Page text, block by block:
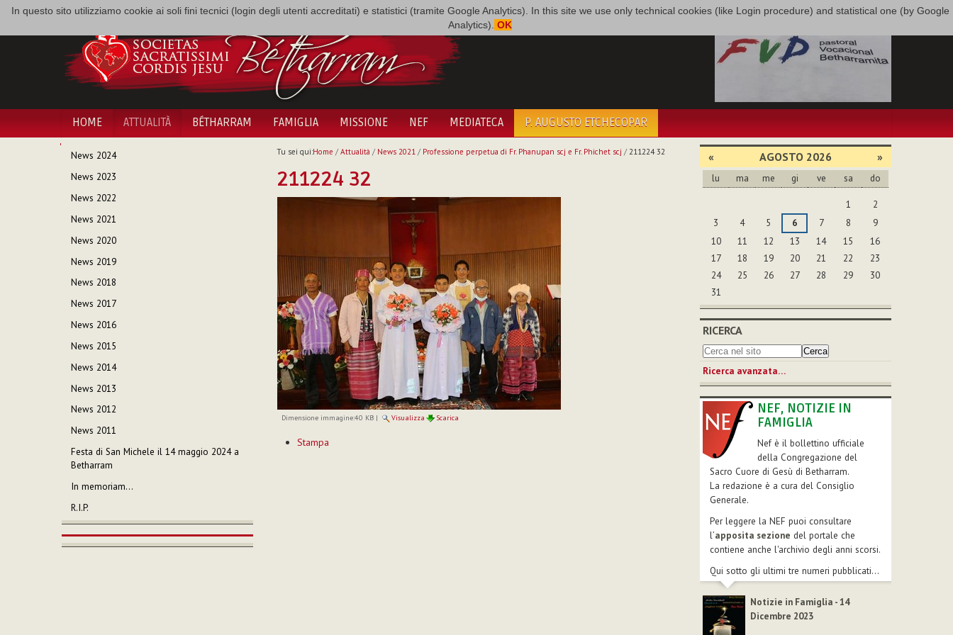
In questo sito utilizziamo cookie ai soli fini tecnici (login degli utenti accreditati) e statistici (tramite Google Analytics). In this site we use only technical cookies (like Login procedure) and statistical one (by Google
Analytics). OK
HOME ATTUALITÀ BÉTHARRAM FAMIGLIA MISSIONE NEF MEDIATECA P. AUGUSTO ETCHECOPAR
NAVIGAZIONE
News 2024
News 2023
News 2022
News 2021
News 2020
News 2019
News 2018
News 2017
News 2016
News 2015
News 2014
News 2013
News 2012
News 2011
Festa di San Michele il 14 maggio 2024 a
Betharram
In memoriam…
R.I.P.
Tu sei qui:Home / Attualità / News 2021/ Professione perpetua di Fr. Phanupan scj e Fr. Phichet scj / 211224 32
211224 32
Dimensione immagine:40 KB| Visualizza Scarica
sul
Stampa
« AGOSTO 2026 »
lu ma me gi ve sa do
1
2
3
4 5 6 7 8
9
10
11 12 13 14 15
16
17
18 19 20 21 22
23
24
25 26 27 28 29
30
31
RICERCA
Ricerca avanzata…
NEF, NOTIZIE IN
FAMIGLIA
Nef è il bollettino ufficiale
della Congregazione del
Sacro Cuore di Gesù di Betharram.
La redazione è a cura del Consiglio
Generale.
Per leggere la NEF puoi consultare
l’apposita sezione del portale che
contiene anche l'archivio degli anni scorsi.
Qui sotto gli ultimi tre numeri pubblicati...
Notizie in Famiglia - 14
Dicembre 2023